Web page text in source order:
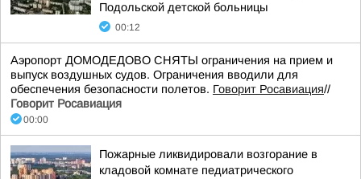
Подольской детской больницы
00:12
Аэропорт ДОМОДЕДОВО СНЯТЫ ограничения на прием и
выпуск воздушных судов. Ограничения вводили для
обеспечения безопасности полетов. Говорит Росавиация//
Говорит Росавиация
00:00
Пожарные ликвидировали возгорание в
кладовой комнате педиатрического